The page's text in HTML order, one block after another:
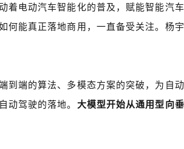
着电动汽车智能化的普及，赋能智能汽
何能真正落地商用，一直备受关注。杨宇
到端的算法、多模态方案的突破，为自
动驾驶的落地。 大模型开始从通用型向